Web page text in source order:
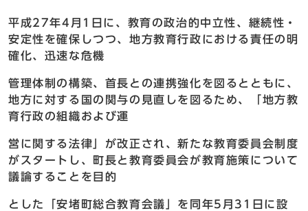
平成27年4月1日に、教育の政治的中立性、継続性・
安定性を確保しつつ、地方教育行政における責任の明
確化、迅速な危機
管理体制の構築、首長との連携強化を図るとともに、
地方に対する国の関与の見直しを図るため、「地方教
育行政の組織および運
営に関する法律」が改正され、新たな教育委員会制度
がスタートし、町長と教育委員会が教育施策について
議論することを目的
とした「安堵町総合教育会議」を同年5月31日に設